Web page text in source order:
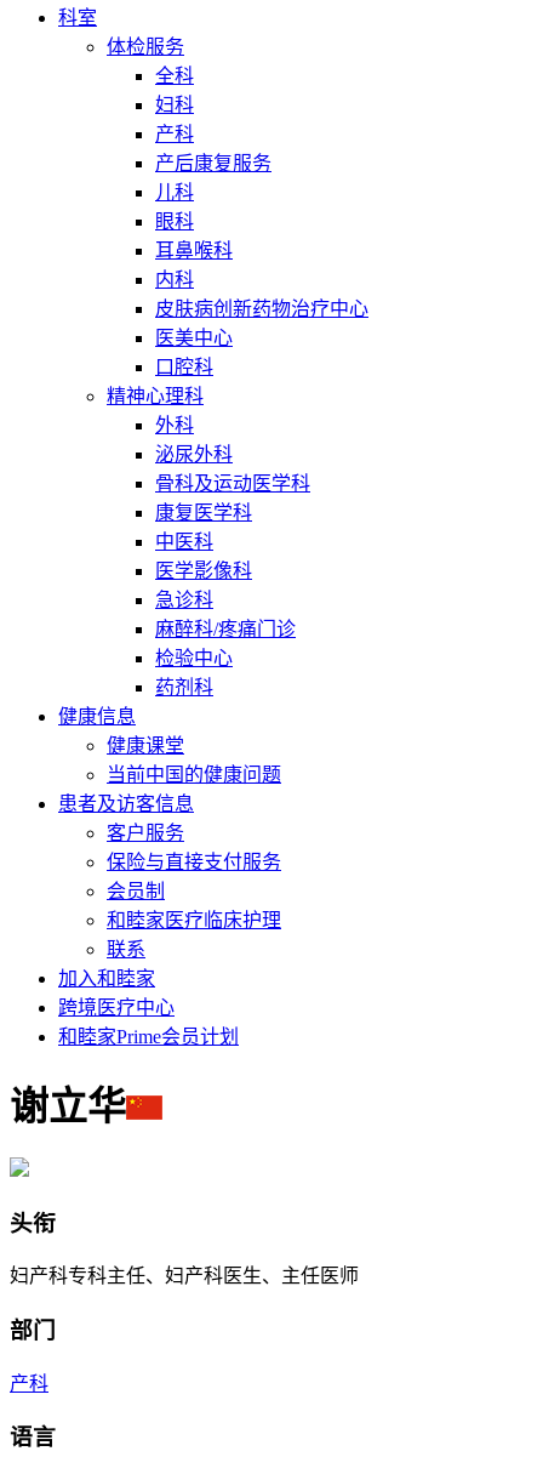
科室
体检服务
全科
妇科
产科
产后康复服务
儿科
眼科
耳鼻喉科
内科
皮肤病创新药物治疗中心
医美中心
口腔科
精神心理科
外科
泌尿外科
骨科及运动医学科
康复医学科
中医科
医学影像科
急诊科
麻醉科/疼痛门诊
检验中心
药剂科
健康信息
健康课堂
当前中国的健康问题
患者及访客信息
客户服务
保险与直接支付服务
会员制
和睦家医疗临床护理
联系
加入和睦家
跨境医疗中心
和睦家Prime会员计划
谢立华
头衔
妇产科专科主任、妇产科医生、主任医师
部门
产科
语言